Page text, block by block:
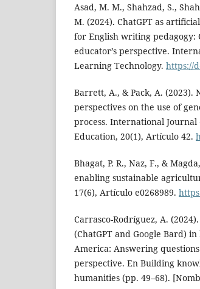
Asad, M. M., Shahzad, S.,
M. (2024). ChatGPT as
for English writing pedagogy:
educator’s perspective.
Learning Technology. https://
Barrett, A., & Pack, A.
perspectives on the use of
process. International
Education, 20(1), Artículo 42.
Bhagat, P. R., Naz, F., &
enabling sustainable
17(6), Artículo e0268989.
Carrasco-Rodríguez, A.
(ChatGPT and Google Bard)
America: Answering
perspective. En Building
humanities (pp. 49–68).